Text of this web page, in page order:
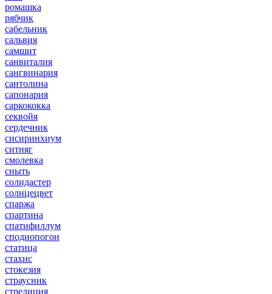
ромашка
рябчик
сабельник
сальвия
самшит
санвиталия
сангвинария
сантолина
сапонария
саркококка
секвойя
сердечник
сисиринхиум
ситняг
смолевка
сныть
солидастер
солнцецвет
спаржа
спартина
спатифиллум
сподиопогон
статица
стахис
стокезия
страусник
стрелиция